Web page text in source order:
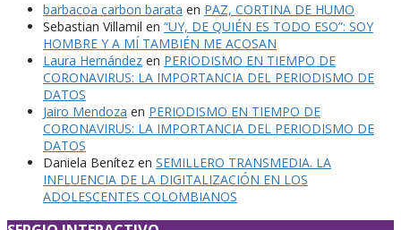
barbacoa carbon barata en PAZ, CORTINA DE HUMO
Sebastian Villamil en “UY, DE QUIÉN ES TODO ESO”: SOY
HOMBRE Y A MÍ TAMBIÉN ME ACOSAN
Laura Hernández en PERIODISMO EN TIEMPO DE
CORONAVIRUS: LA IMPORTANCIA DEL PERIODISMO DE
DATOS
Jairo Mendoza en PERIODISMO EN TIEMPO DE
CORONAVIRUS: LA IMPORTANCIA DEL PERIODISMO DE
DATOS
Daniela Benítez en SEMILLERO TRANSMEDIA. LA
INFLUENCIA DE LA DIGITALIZACIÓN EN LOS
ADOLESCENTES COLOMBIANOS